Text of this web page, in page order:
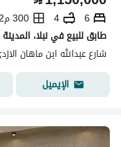
6
4
300 م2
طابق للبيع في نبلا، المدينة
شارع عبدالله ابن ماهان
الإيميل